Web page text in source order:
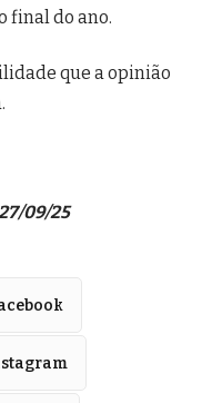
final do ano.
que a opinião
09/25